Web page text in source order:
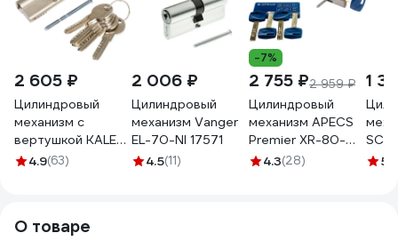
2 605 ₽
Цилиндровый
механизм с
вертушкой KALE
KILIT 164 SM/80
4.9(63)
2 006 ₽
Цилиндровый
механизм Vanger
EL-70-NI 17571
4.5(11)
-7%
2 755 ₽2 959 ₽
Цилиндровый
механизм APECS
Premier XR-80-
C15-NI 19801
4.3(28)
1
SC-
ZN5
О товаре